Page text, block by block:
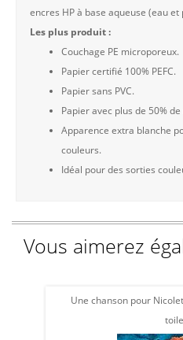
encres HP à base aqueuse (eau et
Les plus produit :
Couchage PE microporeux.
Papier certifié 100% PEFC.
Papier sans PVC.
Papier avec plus de 50%
Apparence extra blanche
couleurs.
Idéal pour des sorties
Vous aimerez
Une chanson pour